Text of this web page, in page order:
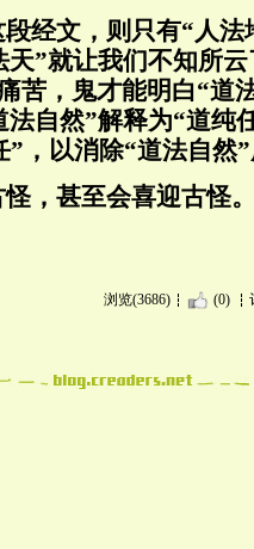
经文，则只有“人
”就让我们不知所
苦，鬼才能明白“道
自然”解释为“道纯
”，以消除“道法自然
，甚至会喜迎古怪
浏览(3686) (0)